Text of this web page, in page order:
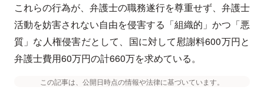
これらの行為が、弁護士の職務遂行を尊重せず、弁護士
活動を妨害されない自由を侵害する「組織的」かつ「悪
質」な人権侵害だとして、国に対して慰謝料600万円と
弁護士費用60万円の計660万を求めている。
この記事は、公開日時点の情報や法律に基づいています。